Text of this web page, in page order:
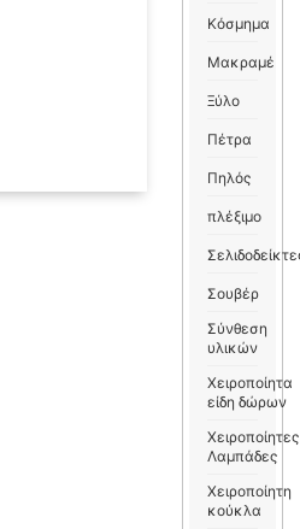
Κόσμημα
Μακραμέ
Ξύλο
Πέτρα
Πηλός
πλέξιμο
Σουβέρ
Σύνθεση
υλικών
Χειροποίητα
είδη δώρων
Χειροποίητες
Λαμπάδες
Χειροποίητη
κούκλα